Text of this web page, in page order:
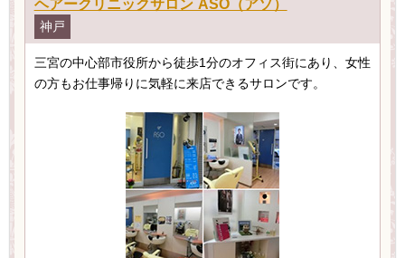
ヘアークリニックサロン ASO（アソ）
神戸
三宮の中心部市役所から徒歩1分のオフィス街にあり、女性
の方もお仕事帰りに気軽に来店できるサロンです。